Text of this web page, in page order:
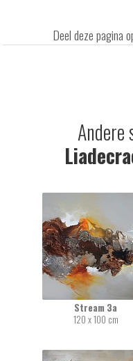
Deel deze pagina
Andere
Stream 3a
120 x 100 cm